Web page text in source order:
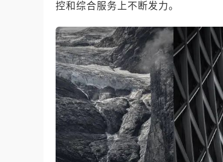
控和综合服务上不断发力。